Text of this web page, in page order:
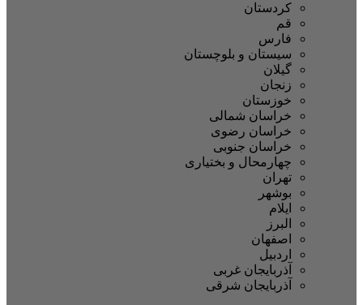
کردستان
قم
فارس
سیستان و بلوچستان
گیلان
زنجان
خوزستان
خراسان شمالی
خراسان رضوی
خراسان جنوبی
چهارمحال و بختیاری
تهران
بوشهر
ایلام
البرز
اصفهان
اردبیل
آذربایجان غربی
آذربایجان شرقی